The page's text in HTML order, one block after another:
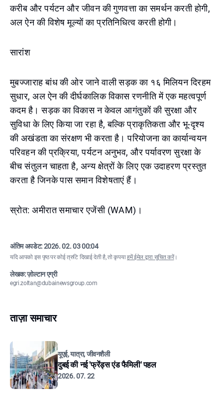
करीब और पर्यटन और जीवन की गुणवत्ता का समर्थन करती होगी,
अल ऐन की विशेष मूल्यों का प्रतिनिधित्व करती होगी।
सारांश
मुबज्जाराह बांध की ओर जाने वाली सड़क का १६ मिलियन दिरहम
सुधार, अल ऐन की दीर्घकालिक विकास रणनीति में एक महत्वपूर्ण
कदम है। सड़क का विकास न केवल आगंतुकों की सुरक्षा और
सुविधा के लिए किया जा रहा है, बल्कि प्राकृतिकता और भू-दृश्य
की अखंडता का संरक्षण भी करता है। परियोजना का कार्यान्वयन
परिवहन की प्रक्रिया, पर्यटन अनुभव, और पर्यावरण सुरक्षा के
बीच संतुलन चाहता है, अन्य क्षेत्रों के लिए एक उदाहरण प्रस्तुत
करता है जिनके पास समान विशेषताएं हैं।
स्रोत: अमीरात समाचार एजेंसी (WAM)।
अंतिम अपडेट:2026. 02. 03 00:04
यदि आपको इस पृष्ठ पर कोई त्रुटि दिखाई देती है, तो कृपयाहमें ईमेल द्वारा सूचित करें।
लेखक: ज़ोल्टान एग्री
egri.zoltan@dubainewsgroup.com
ताज़ा समाचार
यूएई, यात्रा, जीवनशैली
दुबई की नई 'फ्रेंड्स एंड फैमिली' पहल
2026. 07. 22